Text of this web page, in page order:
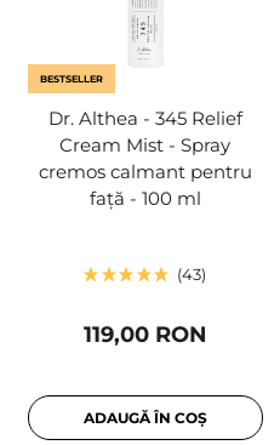
BESTSELLER
Dr. Althea - 345 Relief
Cream Mist - Spray
cremos calmant pentru
față - 100 ml
43
119,00 RON
ADAUGĂ ÎN COȘ